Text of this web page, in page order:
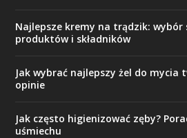
Najlepsze kremy na trądzik: wybór
produktów i składników
Jak wybrać najlepszy żel do mycia
opinie
Jak często higienizować zęby?
uśmiechu